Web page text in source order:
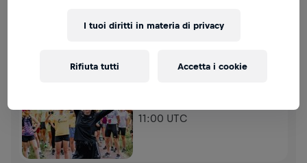
2025
11:00 UTC
I tuoi diritti in materia di privacy
Rifiuta tutti Accetta i cookie